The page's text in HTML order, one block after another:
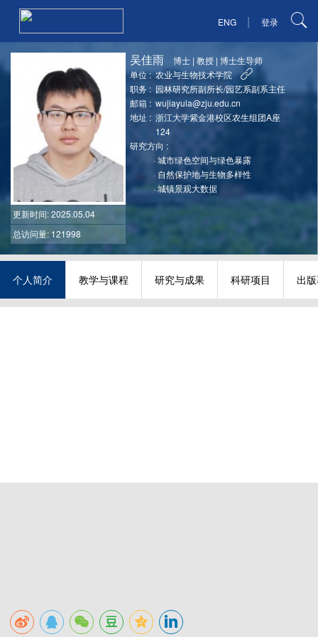
ENG | 登录
更新时间: 2025.05.04
总访问量: 121998
吴佳雨 博士 |教授 |博士生导师
单位 : 农业与生物技术学院
职务 : 园林研究所副所长/园艺系副系主任
邮箱 : wujiayula@zju.edu.cn
地址 : 浙江大学紫金港校区农生组团A座
124
研究方向 :
·城市绿色空间与绿色暴露
· 自然保护地与生物多样性
·城镇景观大数据
个人简介 教学与课程 研究与成果 科研项目 出